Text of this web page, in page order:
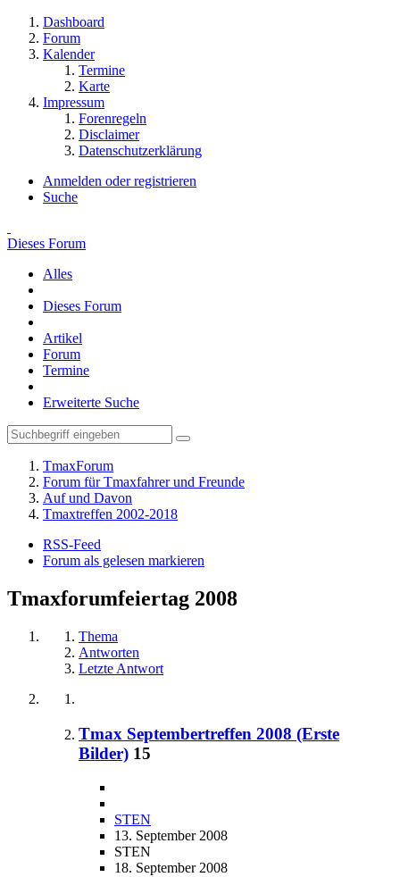
Dashboard
Forum
Kalender
Termine
Karte
Impressum
Forenregeln
Disclaimer
Datenschutzerklärung
Anmelden oder registrieren
Suche
Dieses Forum
Alles
Dieses Forum
Artikel
Forum
Termine
Erweiterte Suche
TmaxForum
Forum für Tmaxfahrer und Freunde
Auf und Davon
Tmaxtreffen 2002-2018
RSS-Feed
Forum als gelesen markieren
Tmaxforumfeiertag 2008
Thema
Antworten
Letzte Antwort
Tmax Septembertreffen 2008 (Erste
Bilder) 15
STEN
13. September 2008
STEN
18. September 2008